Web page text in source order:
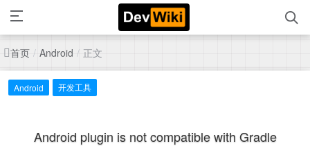
首页 / Android / 正文
Android 开发工具
Android plugin is not compatible with Gradle